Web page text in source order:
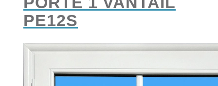
PE12S